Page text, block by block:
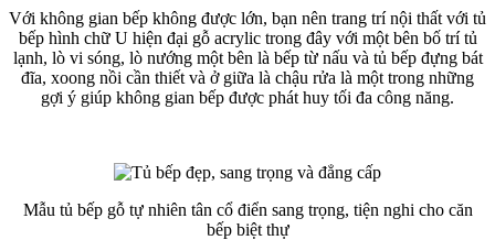
Với không gian bếp không được lớn, bạn nên trang trí nội thất với tủ
bếp hình chữ U hiện đại gỗ acrylic trong đây với một bên bố trí tủ
lạnh, lò vi sóng, lò nướng một bên là bếp từ nấu và tủ bếp đựng bát
đĩa, xoong nồi cần thiết và ở giữa là chậu rửa là một trong những
gợi ý giúp không gian bếp được phát huy tối đa công năng.
Mẫu tủ bếp gỗ tự nhiên tân cổ điển sang trọng, tiện nghi cho căn
bếp biệt thự